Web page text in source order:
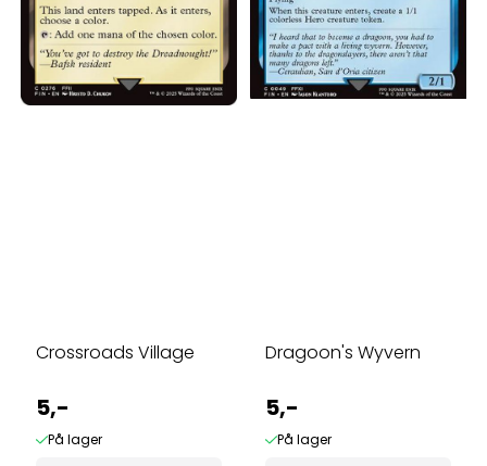
Crossroads Village
5,-
På lager
Dragoon's Wyvern
5,-
På lager